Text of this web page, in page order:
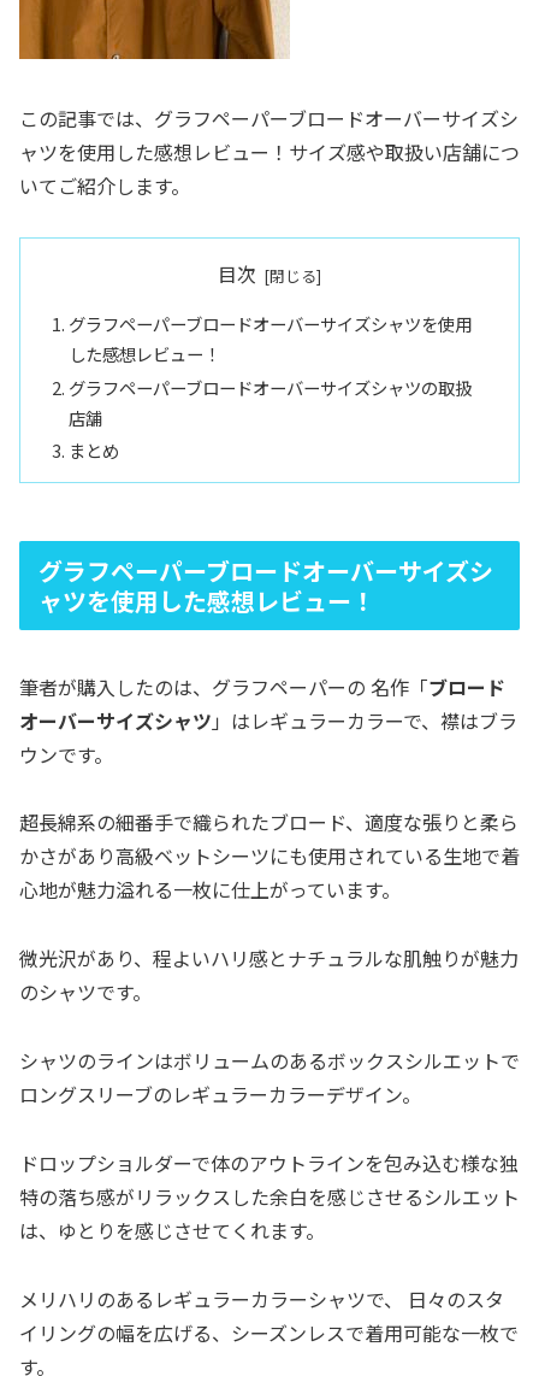
この記事では、グラフペーパーブロードオーバーサイズシ
ャツを使用した感想レビュー！サイズ感や取扱い店舗につ
いてご紹介します。
目次
グラフペーパーブロードオーバーサイズシャツを使用
した感想レビュー！
グラフペーパーブロードオーバーサイズシャツの取扱
店舗
まとめ
グラフペーパーブロードオーバーサイズシ
ャツを使用した感想レビュー！
筆者が購入したのは、グラフペーパーの 名作「ブロード
オーバーサイズシャツ 」はレギュラーカラーで、襟はブラ
ウンです。
超長綿系の細番手で織られたブロード、適度な張りと柔ら
かさがあり高級ベットシーツにも使用されている生地で着
心地が魅力溢れる一枚に仕上がっています。
微光沢があり、程よいハリ感とナチュラルな肌触りが魅力
のシャツです。
シャツのラインはボリュームのあるボックスシルエットで
ロングスリーブのレギュラーカラーデザイン。
ドロップショルダーで体のアウトラインを包み込む様な独
特の落ち感がリラックスした余白を感じさせるシルエット
は、ゆとりを感じさせてくれます。
メリハリのあるレギュラーカラーシャツで、 日々のスタ
イリングの幅を広げる、シーズンレスで着用可能な一枚で
す。